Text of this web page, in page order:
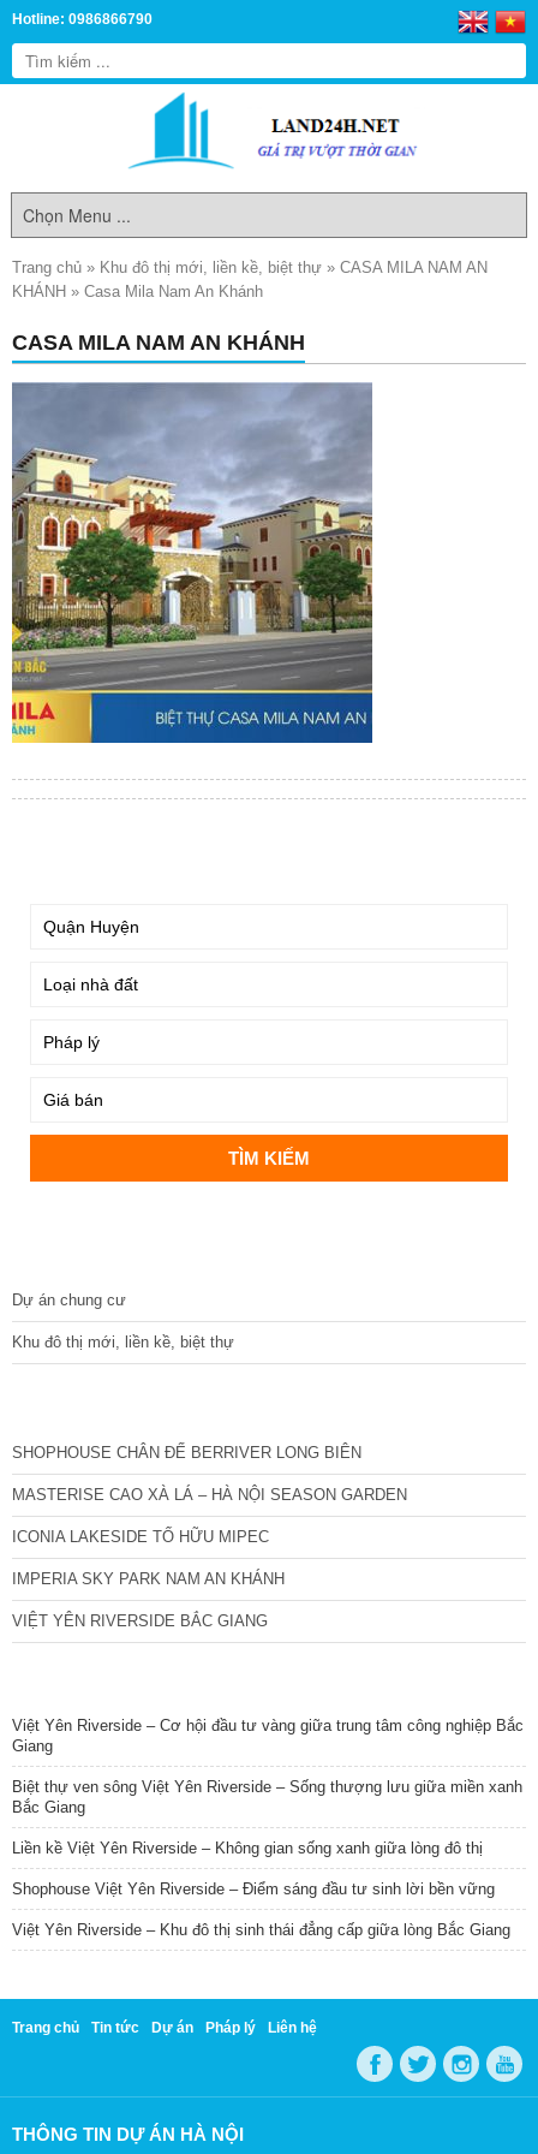
Hotline: 0986866790
Trang chủ » Khu đô thị mới, liền kề, biệt thự » CASA MILA NAM AN
KHÁNH » Casa Mila Nam An Khánh
CASA MILA NAM AN KHÁNH
Dự án chung cư
Khu đô thị mới, liền kề, biệt thự
SHOPHOUSE CHÂN ĐẾ BERRIVER LONG BIÊN
MASTERISE CAO XÀ LÁ – HÀ NỘI SEASON GARDEN
ICONIA LAKESIDE TỐ HỮU MIPEC
IMPERIA SKY PARK NAM AN KHÁNH
VIỆT YÊN RIVERSIDE BẮC GIANG
Việt Yên Riverside – Cơ hội đầu tư vàng giữa trung tâm công nghiệp Bắc
Giang
Biệt thự ven sông Việt Yên Riverside – Sống thượng lưu giữa miền xanh
Bắc Giang
Liền kề Việt Yên Riverside – Không gian sống xanh giữa lòng đô thị
Shophouse Việt Yên Riverside – Điểm sáng đầu tư sinh lời bền vững
Việt Yên Riverside – Khu đô thị sinh thái đẳng cấp giữa lòng Bắc Giang
Trang chủ Tin tức Dự án Pháp lý Liên hệ
THÔNG TIN DỰ ÁN HÀ NỘI